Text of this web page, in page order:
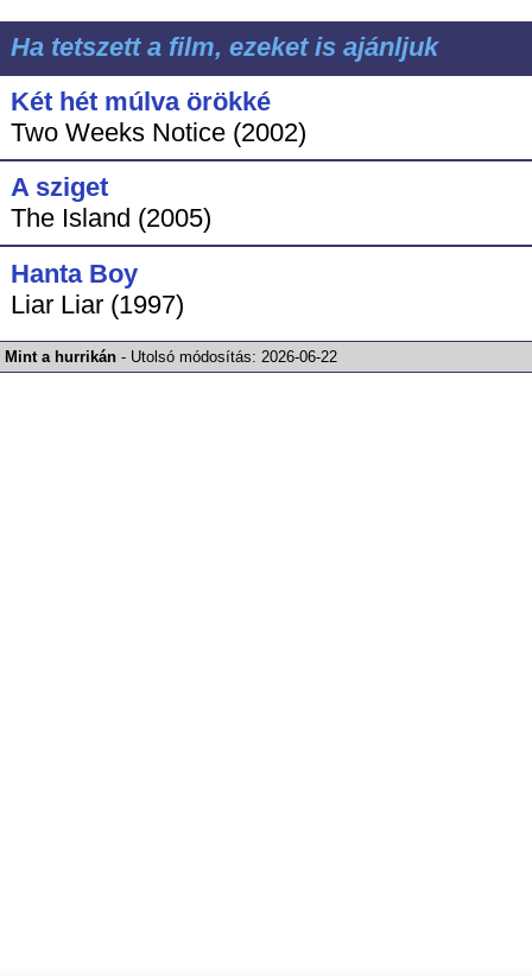
Ha tetszett a film, ezeket is ajánljuk
Két hét múlva örökké
Two Weeks Notice (2002)
A sziget
The Island (2005)
Hanta Boy
Liar Liar (1997)
Mint a hurrikán - Utolsó módosítás:2026-06-22